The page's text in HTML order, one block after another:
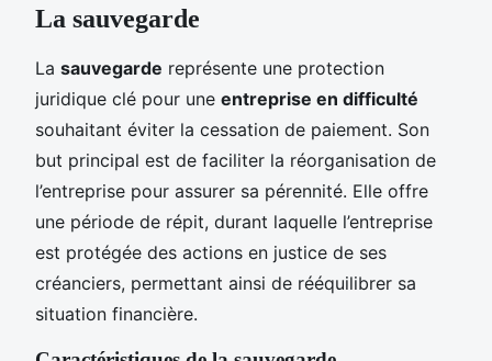
La sauvegarde
La sauvegarde représente une protection
juridique clé pour une entreprise en difficulté
souhaitant éviter la cessation de paiement. Son
but principal est de faciliter la réorganisation de
l’entreprise pour assurer sa pérennité. Elle offre
une période de répit, durant laquelle l’entreprise
est protégée des actions en justice de ses
créanciers, permettant ainsi de rééquilibrer sa
situation financière.